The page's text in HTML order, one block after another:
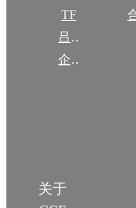
TF
吕梁振兴
企智会
关于